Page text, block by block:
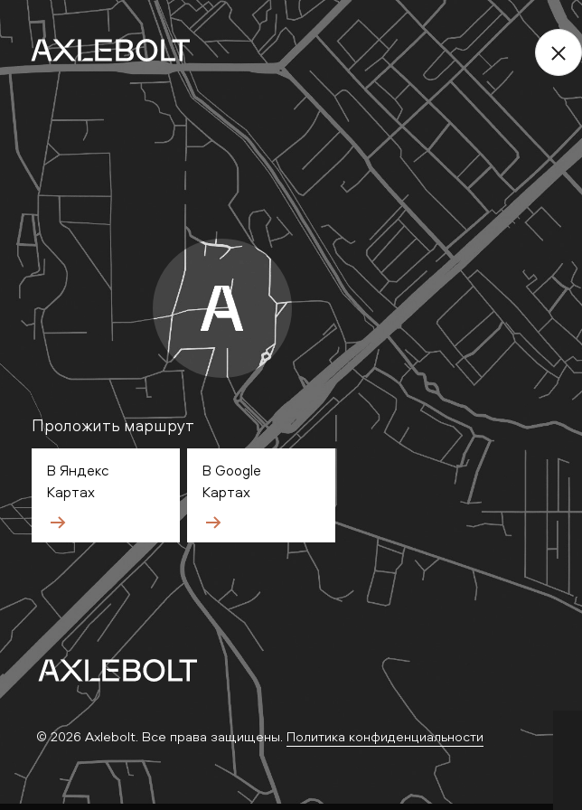
Проложить маршрут
В Яндекс
Картах
В Google
Картах
© 2026 Axlebolt. Все права защищены. Политика конфиденциальности